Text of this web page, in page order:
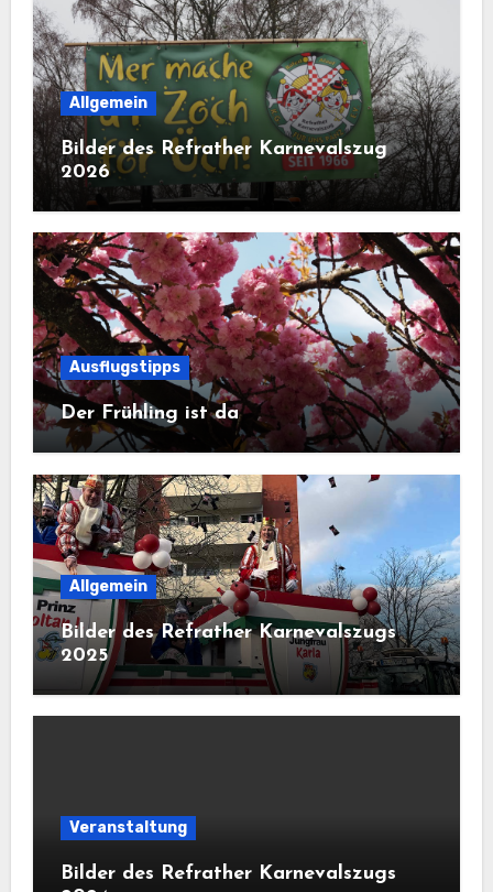
Allgemein
Bilder des Refrather Karnevalszug
2026
Ausflugstipps
Der Frühling ist da
Allgemein
Bilder des Refrather Karnevalszugs
2025
Veranstaltung
Bilder des Refrather Karnevalszugs